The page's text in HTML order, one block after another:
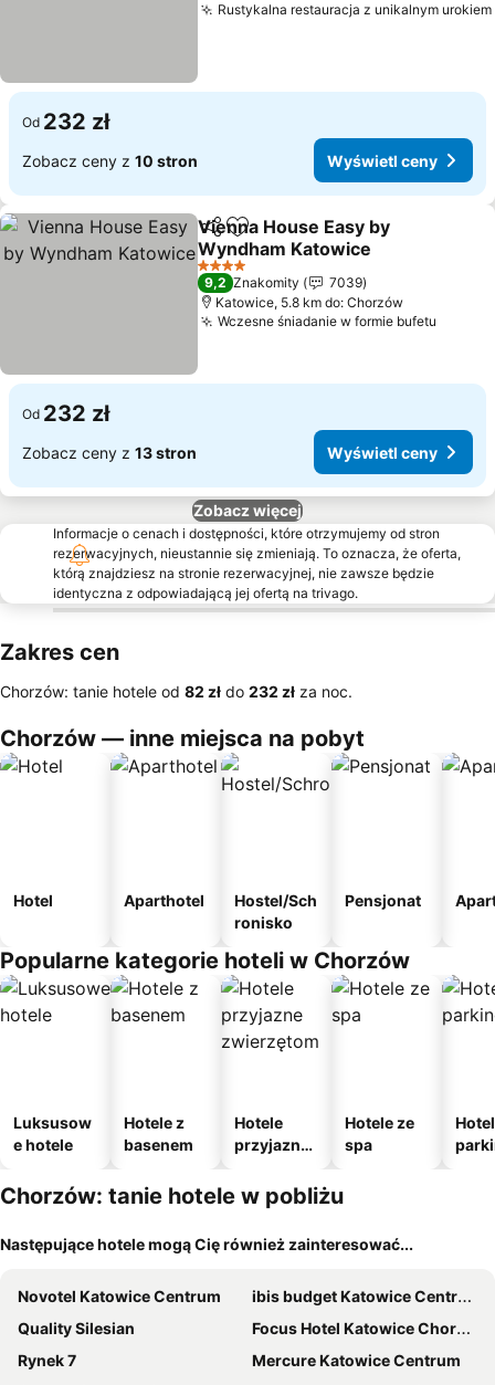
Rustykalna restauracja z unikalnym urokiem
Od 232 zł
Zobacz ceny z 10 stron Wyświetl ceny
Udostępnij
Dodaj do ulubionych
Vienna House Easy by
Wyndham Katowice
Wyświetl ceny
4 Kategoria
9,2 Znakomity
7039
Katowice, 5.8 km do: Chorzów
Wczesne śniadanie w formie bufetu
Od 232 zł
Zobacz ceny z 13 stron Wyświetl ceny
Zobacz więcej
Informacje o cenach i dostępności, które otrzymujemy od stron
rezerwacyjnych, nieustannie się zmieniają. To oznacza, że oferta,
którą znajdziesz na stronie rezerwacyjnej, nie zawsze będzie
identyczna z odpowiadającą jej ofertą na trivago.
Zakres cen
Chorzów: tanie hotele od ‎82 zł do ‎232 zł za noc.
Chorzów — inne miejsca na pobyt
Hotel Aparthotel
Hostel/Sch
ronisko
Pensjonat
Popularne kategorie hoteli w Chorzów
Luksusow
e hotele
Hotele z
basenem
Hotele
przyjazne
m
Hotele ze
spa
Chorzów: tanie hotele w pobliżu
Następujące hotele mogą Cię również zainteresować...
Novotel Katowice Centrum
ibis budget Katowice Centrum
Quality Silesian
Focus Hotel Katowice Chorzów
Rynek 7
Mercure Katowice Centrum